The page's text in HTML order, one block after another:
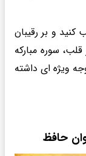
و بر رقیبان
قلب، سوره مبارکه
مادر توجه ویژه ای داشته